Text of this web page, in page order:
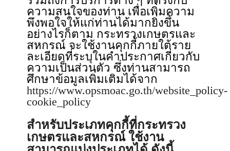
ความสนใจของท่าน เพื่อเพิ่มความ
พึงพอใจให้แก่ท่านได้มากยิ่งขึ้น
อย่างไรก็ตาม กระทรวงเกษตรและ
สหกรณ์ จะใช้งานคุกกี้ภายใต้ราย
ละเอียดที่ระบุในคำประกาศเกี่ยวกับ
ความเป็นส่วนตัว ซึ่งท่านสามารถ
ศึกษาข้อมูลเพิ่มเติมได้จาก
https://www.opsmoac.go.th/website_policy-
cookie_policy
สำหรับประเภทคุกกี้ที่กระทรวง
เกษตรและสหกรณ์ ใช้งาน